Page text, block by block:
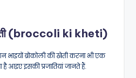
(broccoli ki kheti)
भाइयों ब्रोकोली की खेती करना भी एक
आइए इसकी प्रजातियां जानते हैं.